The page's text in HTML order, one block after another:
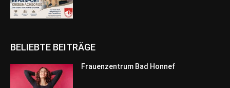
BELIEBTE BEITRÄGE
Frauenzentrum Bad Honnef